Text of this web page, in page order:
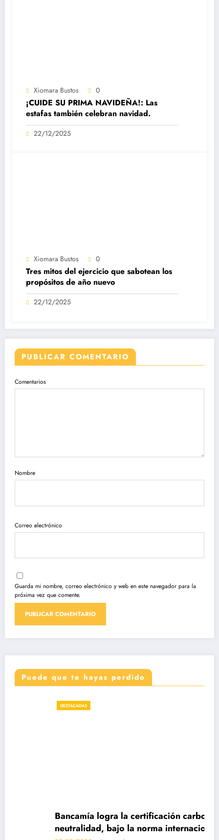
Xiomara Bustos 0
¡CUIDE SU PRIMA NAVIDEÑA!: Las
estafas también celebran navidad.
22/12/2025
Xiomara Bustos 0
Tres mitos del ejercicio que sabotean los
propósitos de año nuevo
22/12/2025
PUBLICAR COMENTARIO
Comentarios
Nombre
Correo electrónico
Guarda mi nombre, correo electrónico y web en este navegador para la
próxima vez que comente.
Puede que te hayas perdido
Bancamía logra la certificación carbono
neutralidad, bajo la norma internacional ISO